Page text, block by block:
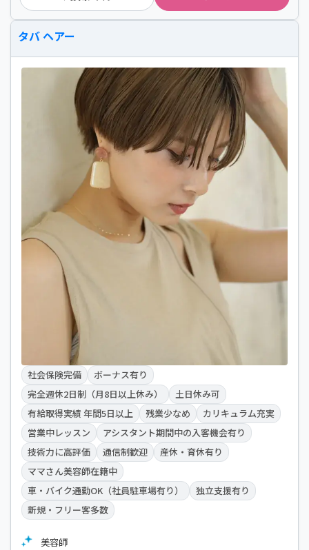
タバ ヘアー
社会保険完備
ボーナス有り
完全週休2日制（月8日以上休み）
土日休み可
有給取得実績 年間5日以上
残業少なめ
カリキュラム充実
営業中レッスン
アシスタント期間中の入客機会有り
技術力に高評価
通信制歓迎
産休・育休有り
ママさん美容師在籍中
車・バイク通勤OK（社員駐車場有り）
独立支援有り
新規・フリー客多数
美容師